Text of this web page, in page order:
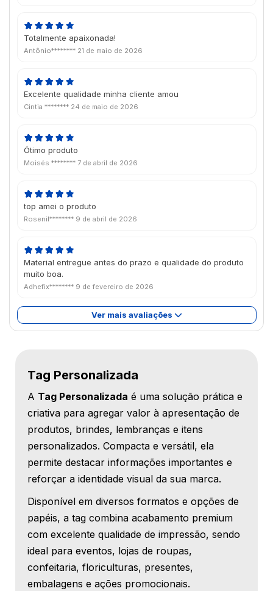
Totalmente apaixonada!
Antônio******** 21 de maio de 2026
Excelente qualidade minha cliente amou
Cintia ******** 24 de maio de 2026
Ótimo produto
Moisés ******** 7 de abril de 2026
top amei o produto
Rosenil******** 9 de abril de 2026
Material entregue antes do prazo e qualidade do produto
muito boa.
Adhefix******** 9 de fevereiro de 2026
Ver mais avaliações
Tag Personalizada
A Tag Personalizada é uma solução prática e
criativa para agregar valor à apresentação de
produtos, brindes, lembranças e itens
personalizados. Compacta e versátil, ela
permite destacar informações importantes e
reforçar a identidade visual da sua marca.
Disponível em diversos formatos e opções de
papéis, a tag combina acabamento premium
com excelente qualidade de impressão, sendo
ideal para eventos, lojas de roupas,
confeitaria, floriculturas, presentes,
embalagens e ações promocionais.